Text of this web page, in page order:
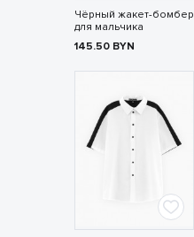
Чёрный жакет-бомбер
для мальчика
145.50 BYN